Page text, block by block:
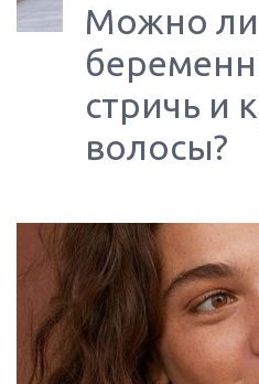
Можно ли
стричь и
волосы?